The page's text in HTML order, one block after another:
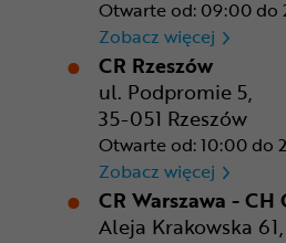
Otwarte od: 09:00 do
Zobacz więcej CR
CR Rzeszów
ul. Podpromie 5,
35-051 Rzeszów
Otwarte od: 10:00 do
Zobacz więcej CR
CR Warszawa - CH
Aleja Krakowska 61,